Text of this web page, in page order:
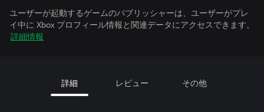
ユーザーが起動するゲームのパブリッシャーは、ユーザーがプレ
イ中に Xbox プロフィール情報と関連データにアクセスできます。
詳細情報
詳細 レビュー その他